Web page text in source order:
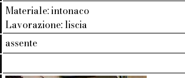
Materiale: intonaco
Lavorazione: liscia
assente